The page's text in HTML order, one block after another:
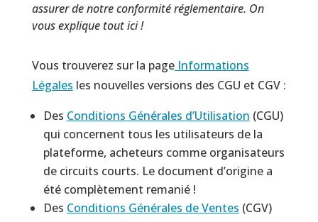
assurer de notre conformité réglementaire. On
vous explique tout ici !
Vous trouverez sur la pageInformations
Légales les nouvelles versions des CGU et CGV :
Des Conditions Générales d’Utilisation (CGU)
qui concernent tous les utilisateurs de la
plateforme, acheteurs comme organisateurs
de circuits courts. Le document d’origine a
été complètement remanié !
Des Conditions Générales de Ventes (CGV)